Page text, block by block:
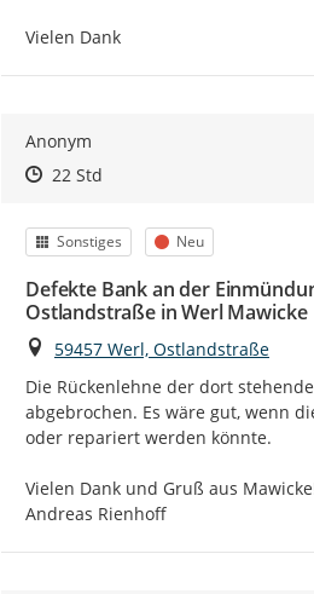
Vielen Dank
Anonym
Zeitpunkt des Erstellens
Zeitpunkt des Erstellens
22 StdZur Äußerung
Kategorie
Sonstiges Status
Neu
Defekte Bank an der
Ostlandstraße in Werl Mawicke
Ort
59457 Werl, Ostlandstraße
Die Rückenlehne der dort
abgebrochen. Es wäre gut, wenn
oder repariert werden könnte.
Vielen Dank und Gruß aus
Andreas Rienhoff